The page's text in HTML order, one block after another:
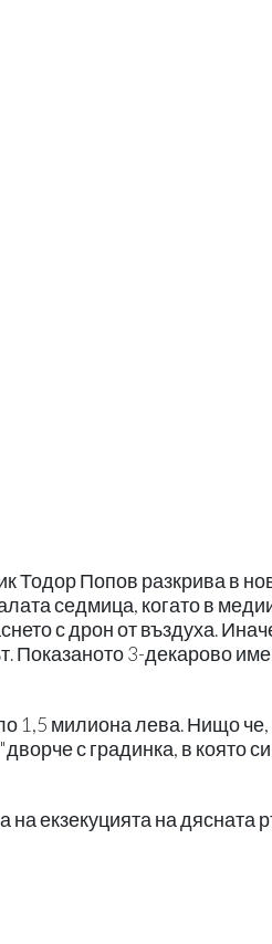
Тодор Попов разкрива в
седмица, когато в
с дрон от въздуха.
Показаното 3-декарово
1,5 милиона лева. Нищо че,
с градинка, в която си
на екзекуцията на дясната